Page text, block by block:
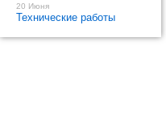
20 Июня
Технические работы